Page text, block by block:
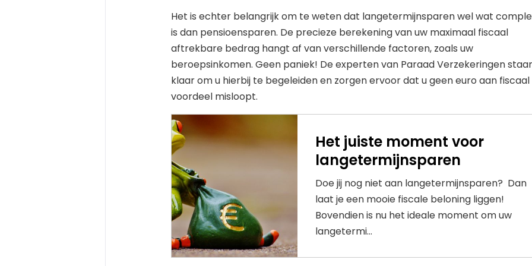
Het is echter belangrijk om te weten dat langetermijnsparen wel wat
is dan pensioensparen. De precieze berekening van uw maximaal fiscaal
aftrekbare bedrag hangt af van verschillende factoren, zoals uw
beroepsinkomen. Geen paniek! De experten van Paraad Verzekeringen
klaar om u hierbij te begeleiden en zorgen ervoor dat u geen euro aan fiscaal
voordeel misloopt.
Het juiste moment voor
langetermijnsparen
Doe jij nog niet aan langetermijnsparen? Dan
laat je een mooie fiscale beloning liggen!
Bovendien is nu het ideale moment om uw
langetermi...